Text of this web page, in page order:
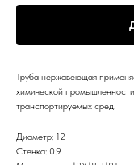
Труба нержавеющая
химической
транспортируемых сред.
Диаметр: 12
Стенка: 0.9